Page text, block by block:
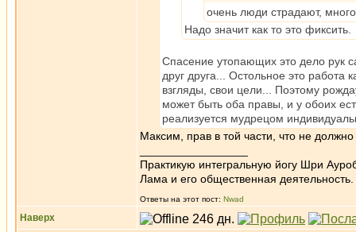
очень люди страдают,
Надо значит как то это фиксить.
Спасение утопающих это дело рук
друг друга... Остольное это работа
взгляды, свои цели... Поэтому
может быть оба правы, и у обоих
реализуется мудрецом
Максим, прав в той части, что не
Практикую интегральную йогу Шри
Лама и его общественная деятельность.
Ответы на этот пост: Nwad
Наверх